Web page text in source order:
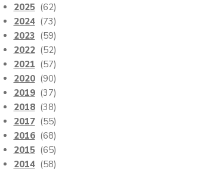
2025 (62)
2024 (73)
2023 (59)
2022 (52)
2021 (57)
2020 (90)
2019 (37)
2018 (38)
2017 (55)
2016 (68)
2015 (65)
2014 (58)